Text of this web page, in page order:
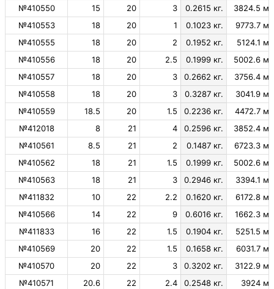
№410550
15 20 3 0.2615 кг.
3824.5 м.
№410553
18 20 1 0.1023 кг.
9773.7 м.
№410555
18 20 2 0.1952 кг.
5124.1 м.
№410556
18 20 2.5 0.1999 кг.
5002.6 м.
№410557
18 20 3 0.2662 кг.
3756.4 м.
№410558
18 20 3 0.3287 кг.
3041.9 м.
№410559
18.5 20 1.5 0.2236 кг.
4472.7 м.
№412018
8 21 4 0.2596 кг.
3852.4 м.
№410561
8.5 21 2 0.1487 кг.
6723.3 м.
№410562
18 21 1.5 0.1999 кг.
5002.6 м.
№410563
18 21 3 0.2946 кг.
3394.1 м.
№411832
10 22 2.2 0.1620 кг.
6172.8 м.
№410566
14 22 9 0.6016 кг.
1662.3 м.
№411833
16 22 1.5 0.1904 кг.
5251.5 м.
№410569
20 22 1.5 0.1658 кг.
6031.7 м.
№410570
20 22 3 0.3202 кг.
3122.9 м.
№410571
20.6 22 2.4 0.2548 кг.
3924 м.